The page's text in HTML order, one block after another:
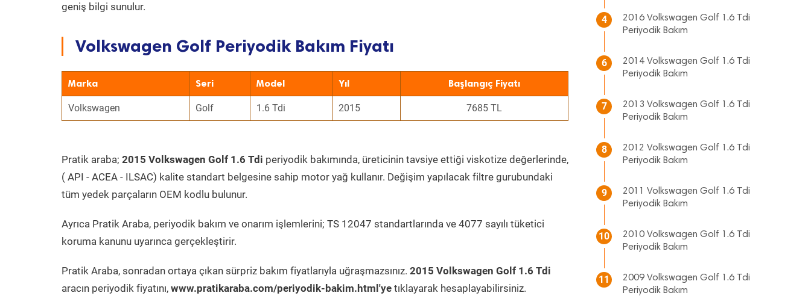
geniş bilgi sunulur.
Volkswagen Golf Periyodik Bakım Fiyatı
Marka Seri Model Yıl Başlangıç Fiyatı
Volkswagen Golf 1.6 Tdi 2015 7685 TL
Pratik araba; 2015 Volkswagen Golf 1.6 Tdi periyodik bakımında, üreticinin tavsiye ettiği viskotize değerlerinde,
( API - ACEA - ILSAC) kalite standart belgesine sahip motor yağ kullanır. Değişim yapılacak filtre gurubundaki
tüm yedek parçaların OEM kodlu bulunur.
Ayrıca Pratik Araba, periyodik bakım ve onarım işlemlerini; TS 12047 standartlarında ve 4077 sayılı tüketici
koruma kanunu uyarınca gerçekleştirir.
Pratik Araba, sonradan ortaya çıkan sürpriz bakım fiyatlarıyla uğraşmazsınız. 2015 Volkswagen Golf 1.6 Tdi
aracın periyodik fiyatını, www.pratikaraba.com/periyodik-bakim.html'ye tıklayarak hesaplayabilirsiniz.
4
2016 Volkswagen Golf 1.6 Tdi
Periyodik Bakım
6
2014 Volkswagen Golf 1.6 Tdi
Periyodik Bakım
7
2013 Volkswagen Golf 1.6 Tdi
Periyodik Bakım
8
2012 Volkswagen Golf 1.6 Tdi
Periyodik Bakım
9
2011 Volkswagen Golf 1.6 Tdi
Periyodik Bakım
10
2010 Volkswagen Golf 1.6 Tdi
Periyodik Bakım
11
2009 Volkswagen Golf 1.6 Tdi
Periyodik Bakım